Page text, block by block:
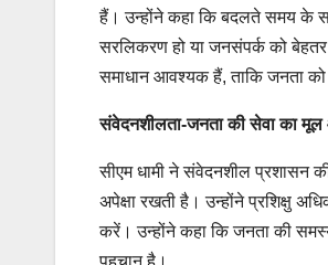
हैं। उन्होंने कहा कि बदलते समय के
सरलिकरण हो या जनसंपर्क को
समाधान आवश्यक हैं, ताकि जनता को
संवेदनशीलता-जनता की सेवा का मूल
सीएम धामी ने संवेदनशील प्रशासन
अपेक्षा रखती है। उन्होंने प्रशिक्षु
करें। उन्होंने कहा कि जनता की
पहचान है।